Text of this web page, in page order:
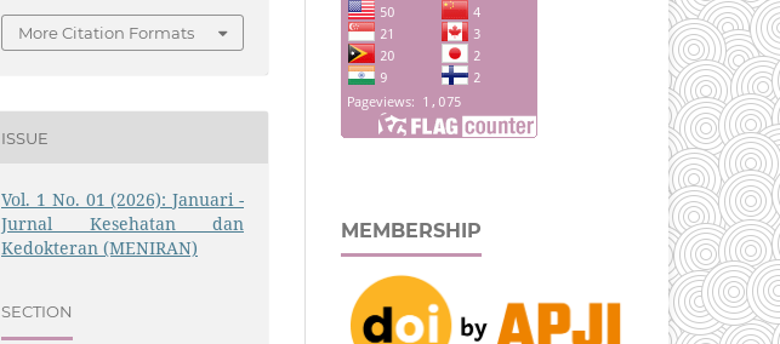
More Citation Formats
ISSUE
Vol. 1 No. 01 (2026): Januari -
Jurnal Kesehatan dan
Kedokteran (MENIRAN)
SECTION
MEMBERSHIP